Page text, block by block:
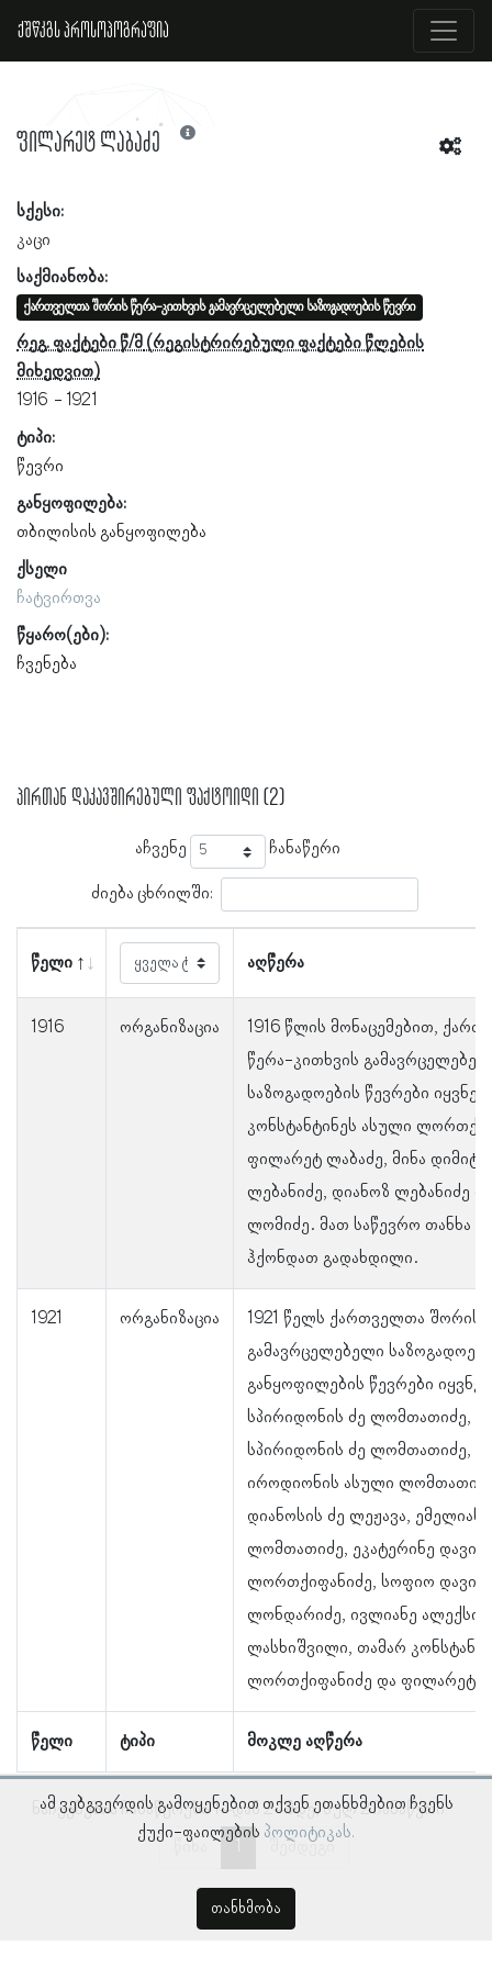
ქშწკგს პროსოპოგრაფია
ფილარეტ ლაბაძე
სქესი:
კაცი
საქმიანობა:
ქართველთა შორის წერა-კითხვის გამავრცელებელი საზოგადოების წევრი
რეგ. ფაქტები წ/მ
1916
1921
ტიპი:
წევრი
განყოფილება:
თბილისის განყოფილება
ქსელი
ჩატვირთვა
წყარო(ები):
ჩვენება
პირთან დაკავშირებული ფაქტოიდი (2)
აჩვენე ჩანაწერი
ძიება ცხრილში:
წელი აღწერა
წელი ტიპი მოკლე აღწერა
1916 ორგანიზაცია
1916 წლის მონაცემებით,
წერა-კითხვის
საზოგადოების წევრები
კონსტანტინეს ასული
ფილარეტ ლაბაძე, მინა
ლებანიძე, დიანოზ ლებანიძე
ლომიძე. მათ საწევრო თანხა
ჰქონდათ გადახდილი.
1921 ორგანიზაცია
1921 წელს ქართველთა შორის
გამავრცელებელი
განყოფილების წევრები
სპირიდონის ძე ლომთათიძე,
სპირიდონის ძე ლომთათიძე,
იროდიონის ასული
დიანოსის ძე ლეჟავა, ემელიანე
ლომთათიძე, ეკატერინე
ლორთქიფანიძე, სოფიო
ლონდარიძე, ივლიანე ალექსის
ლასხიშვილი, თამარ
ლორთქიფანიძე და ფილარეტ
ნაჩვენებია ჩანაწერები 1–დან 2–მდე, სულ 2 ჩანაწერი
წინა
შემდეგი
ამ ვებგვერდის გამოყენებით თქვენ ეთანხმებით ჩვენს
ქუქი-ფაილების პოლიტიკას.
თანხმობა